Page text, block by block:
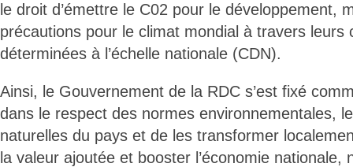
le droit d’émettre le C02 pour le développement,
précautions pour le climat mondial à travers leurs
déterminées à l’échelle nationale (CDN).
Ainsi, le Gouvernement de la RDC s’est fixé
dans le respect des normes environnementales,
naturelles du pays et de les transformer
la valeur ajoutée et booster l’économie nationale,